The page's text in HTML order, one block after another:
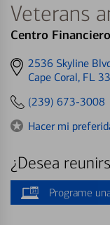
Veterans
Centro
Get
directions
2536 Skyline
Cape Coral, FL
(239) 673-3008
Hacer mi
¿Desea
Programe